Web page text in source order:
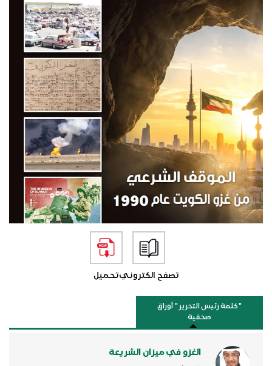
تصفح الكترونيتحميل
"كلمة رئيس التحرير " أوراق
صحفية
الغزو في ميزان الشريعة